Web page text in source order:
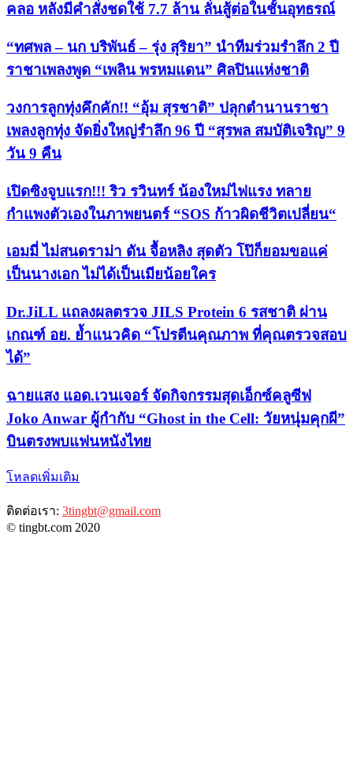
คลอ หลังมีคำสั่งชดใช้ 7.7 ล้าน ลั่นสู้ต่อในชั้นอุทธรณ์
“ทศพล – นก บริพันธ์ – รุ่ง สุริยา” นำทีมร่วมรำลึก 2 ปี
ราชาเพลงพูด “เพลิน พรหมแดน” ศิลปินแห่งชาติ
วงการลูกทุ่งคึกคัก!! “อุ้ม สุรชาติ” ปลุกตำนานราชา
เพลงลูกทุ่ง จัดยิ่งใหญ่รำลึก 96 ปี “สุรพล สมบัติเจริญ” 9
วัน 9 คืน
เปิดซิงจูบแรก!!! ริว รวินทร์ น้องใหม่ไฟแรง ทลาย
กำแพงตัวเองในภาพยนตร์ “SOS ก้าวผิดชีวิตเปลี่ยน“
เอมมี่ ไม่สนดราม่า ดัน จื้อหลิง สุดตัว โป๊ก็ยอมขอแค่
เป็นนางเอก ไม่ได้เป็นเมียน้อยใคร
Dr.JiLL แถลงผลตรวจ JILS Protein 6 รสชาติ ผ่าน
เกณฑ์ อย. ย้ำแนวคิด “โปรตีนคุณภาพ ที่คุณตรวจสอบ
ได้”
ฉายแสง แอด.เวนเจอร์ จัดกิจกรรมสุดเอ็กซ์คลูซีฟ
Joko Anwar ผู้กำกับ “Ghost in the Cell: วัยหนุ่มคุกผี”
บินตรงพบแฟนหนังไทย
โหลดเพิ่มเติม
ติดต่อเรา: 3tingbt@gmail.com
© tingbt.com 2020